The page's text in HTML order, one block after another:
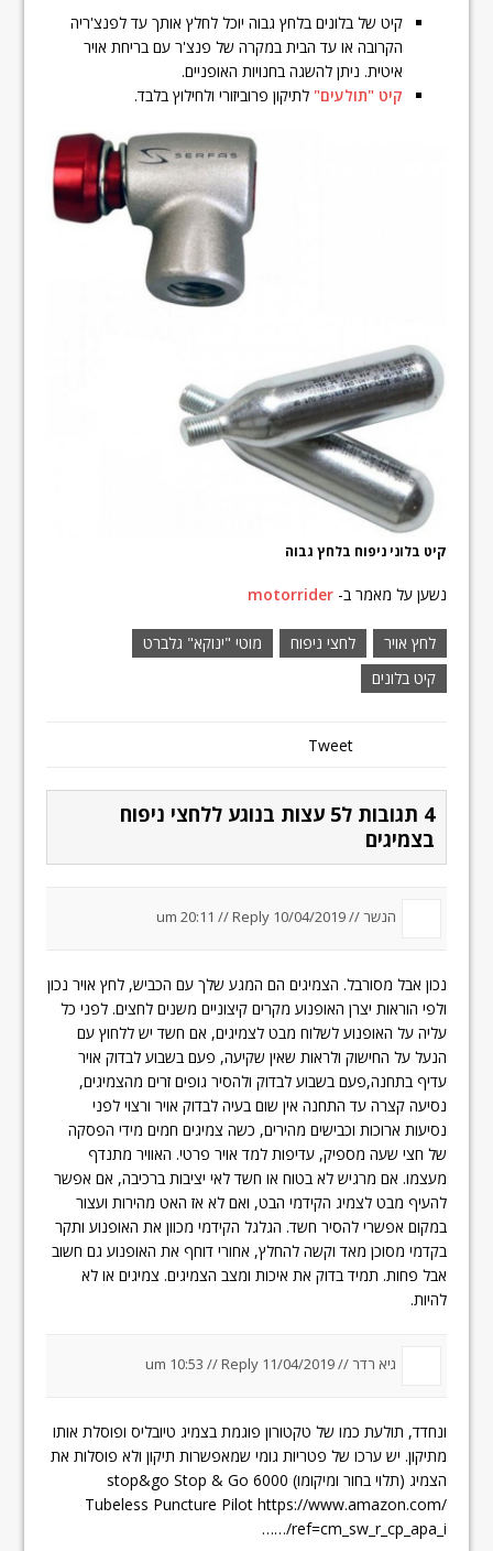
קיט של בלונים בלחץ גבוה יוכל לחלץ אותך עד לפנצ'ריה
הקרובה או עד הבית במקרה של פנצ'ר עם בריחת אויר
איטית. ניתן להשגה בחנויות האופניים.
קיט "תולעים" לתיקון פרוביזורי ולחילוץ בלבד.
קיט בלוני ניפוח בלחץ גבוה
נשען על מאמר ב-motorrider
לחץ אויר לחצי ניפוח
מוטי "ינוקא" גלברט
קיט בלונים
Tweet
4 תגובות ל5 עצות בנוגע ללחצי ניפוח
בצמיגים
הנשר //10/04/2019 um 20:11
//Reply
נכון אבל מסורבל. הצמיגים הם המגע שלך עם הכביש, לחץ אויר נכון
ולפי הוראות יצרן האופנוע מקרים קיצוניים משנים לחצים. לפני כל
עליה על האופנוע לשלוח מבט לצמיגים, אם חשד יש ללחוץ עם
הנעל על החישוק ולראות שאין שקיעה, פעם בשבוע לבדוק אויר
עדיף בתחנה,פעם בשבוע לבדוק ולהסיר גופים זרים מהצמיגים,
נסיעה קצרה עד התחנה אין שום בעיה לבדוק אויר ורצוי לפני
נסיעות ארוכות וכבישים מהירים, כשה צמיגים חמים מידי הפסקה
של חצי שעה מספיק, עדיפות למד אויר פרטי. האוויר מתנדף
מעצמו. אם מרגיש לא בטוח או חשד לאי יציבות ברכיבה, אם אפשר
להעיף מבט לצמיג הקידמי הבט, ואם לא אז האט מהירות ועצור
במקום אפשרי להסיר חשד. הגלגל הקידמי מכוון את האופנוע ותקר
בקדמי מסוכן מאד וקשה להחלץ, אחורי דוחף את האופנוע גם חשוב
אבל פחות. תמיד בדוק את איכות ומצב הצמיגים. צמיגים או לא
להיות.
גיא רדר //11/04/2019 um 10:53
//Reply
ונחדד, תולעת כמו של טקטורון פוגמת בצמיג טיובליס ופוסלת אותו
מתיקון. יש ערכו של פטריות גומי שמאפשרות תיקון ולא פוסלות את
הצמיג (תלוי בחור ומיקומו) stop&go Stop & Go 6000
Tubeless Puncture Pilot https://www.amazon.com/
…/ref=cm_sw_r_cp_apa_i…